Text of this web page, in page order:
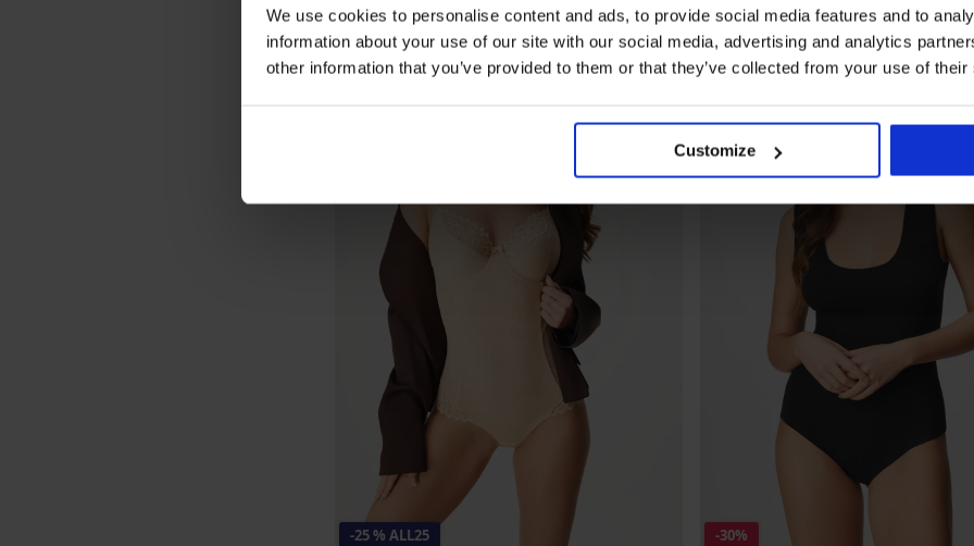
We use cookies to personalise content and ads, to provide social media features and to
information about your use of our site with our social media, advertising and analytics
other information that you’ve provided to them or that they’ve collected from your use of
Customize
-25 % ALL25 -30%